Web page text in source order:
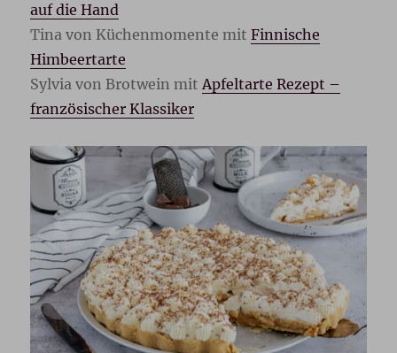
auf die Hand
Tina von Küchenmomente mitFinnische
Himbeertarte
Sylvia von Brotwein mitApfeltarte Rezept –
französischer Klassiker